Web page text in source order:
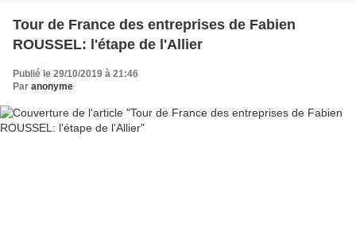
Tour de France des entreprises de Fabien
ROUSSEL: l'étape de l'Allier
Publié le 29/10/2019 à 21:46
Par anonyme